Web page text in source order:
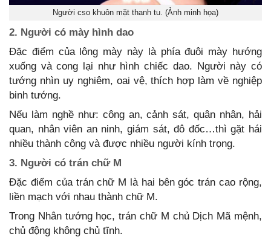
Người cso khuôn mặt thanh tu. (Ảnh minh họa)
2. Người có mày hình dao
Đặc điểm của lông mày này là phía đuôi mày hướng
xuống và cong lại như hình chiếc dao. Người này có
tướng nhìn uy nghiêm, oai vệ, thích hợp làm về nghiệp
binh tướng.
Nếu làm nghề như: công an, cảnh sát, quân nhân, hải
quan, nhân viên an ninh, giám sát, đô đốc…thì gặt hái
nhiều thành công và được nhiều người kính trọng.
3. Người có trán chữ M
Đặc điểm của trán chữ M là hai bên góc trán cao rộng,
liền mạch với nhau thành chữ M.
Trong Nhân tướng học, trán chữ M chủ Dịch Mã mệnh,
chủ động không chủ tĩnh.